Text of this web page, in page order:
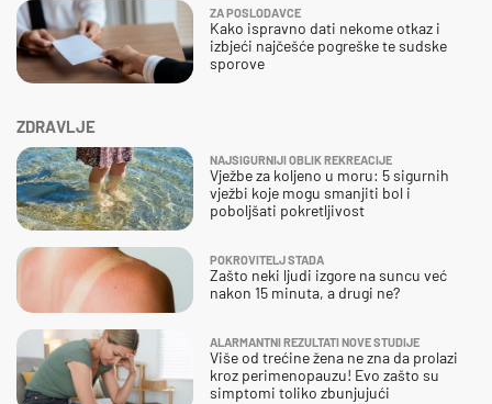
ZDRAVLJE
NAJSIGURNIJI OBLIK REKREACIJE
Vježbe za koljeno u moru: 5 sigurnih
vježbi koje mogu smanjiti bol i
poboljšati pokretljivost
POKROVITELJ STADA
Zašto neki ljudi izgore na suncu već
nakon 15 minuta, a drugi ne?
ALARMANTNI REZULTATI NOVE STUDIJE
Više od trećine žena ne zna da prolazi
kroz perimenopauzu! Evo zašto su
simptomi toliko zbunjujući
ZA POSLODAVCE
Kako ispravno dati nekome otkaz i
izbjeći najčešće pogreške te sudske
sporove